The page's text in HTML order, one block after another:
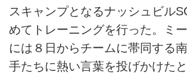
スキャンプとなるナッシュビル
めてトレーニングを行った。ミ
には８日からチームに帯同する
手たちに熱い言葉を投げかけたと